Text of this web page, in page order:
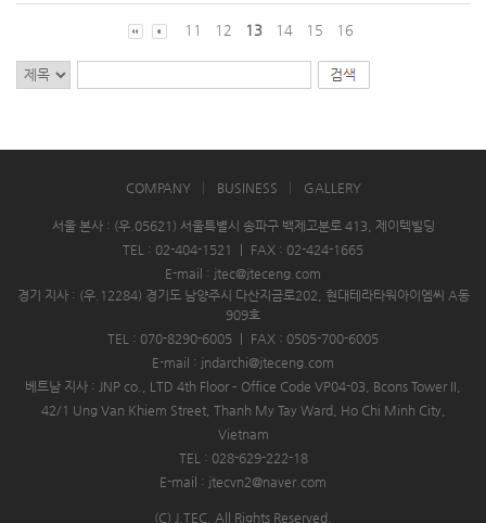
11 12 13 14 15 16
COMPANY BUSINESS GALLERY
서울 본사 : (우.05621) 서울특별시 송파구 백제고분로 413, 제이텍빌딩
TEL : 02-404-1521
FAX : 02-424-1665
E-mail : jtec@jteceng.com
경기 지사 : (우.12284) 경기도 남양주시 다산지금로202, 현대테라타워아이엠씨 A동
909호
TEL : 070-8290-6005
FAX : 0505-700-6005
E-mail : jndarchi@jteceng.com
베트남 지사 : JNP co., LTD 4th Floor – Office Code VP04-03, Bcons Tower II,
42/1 Ung Van Khiem Street, Thanh My Tay Ward, Ho Chi Minh City,
Vietnam
TEL : 028-629-222-18
E-mail : jtecvn2@naver.com
(C) J.TEC. All Rights Reserved.